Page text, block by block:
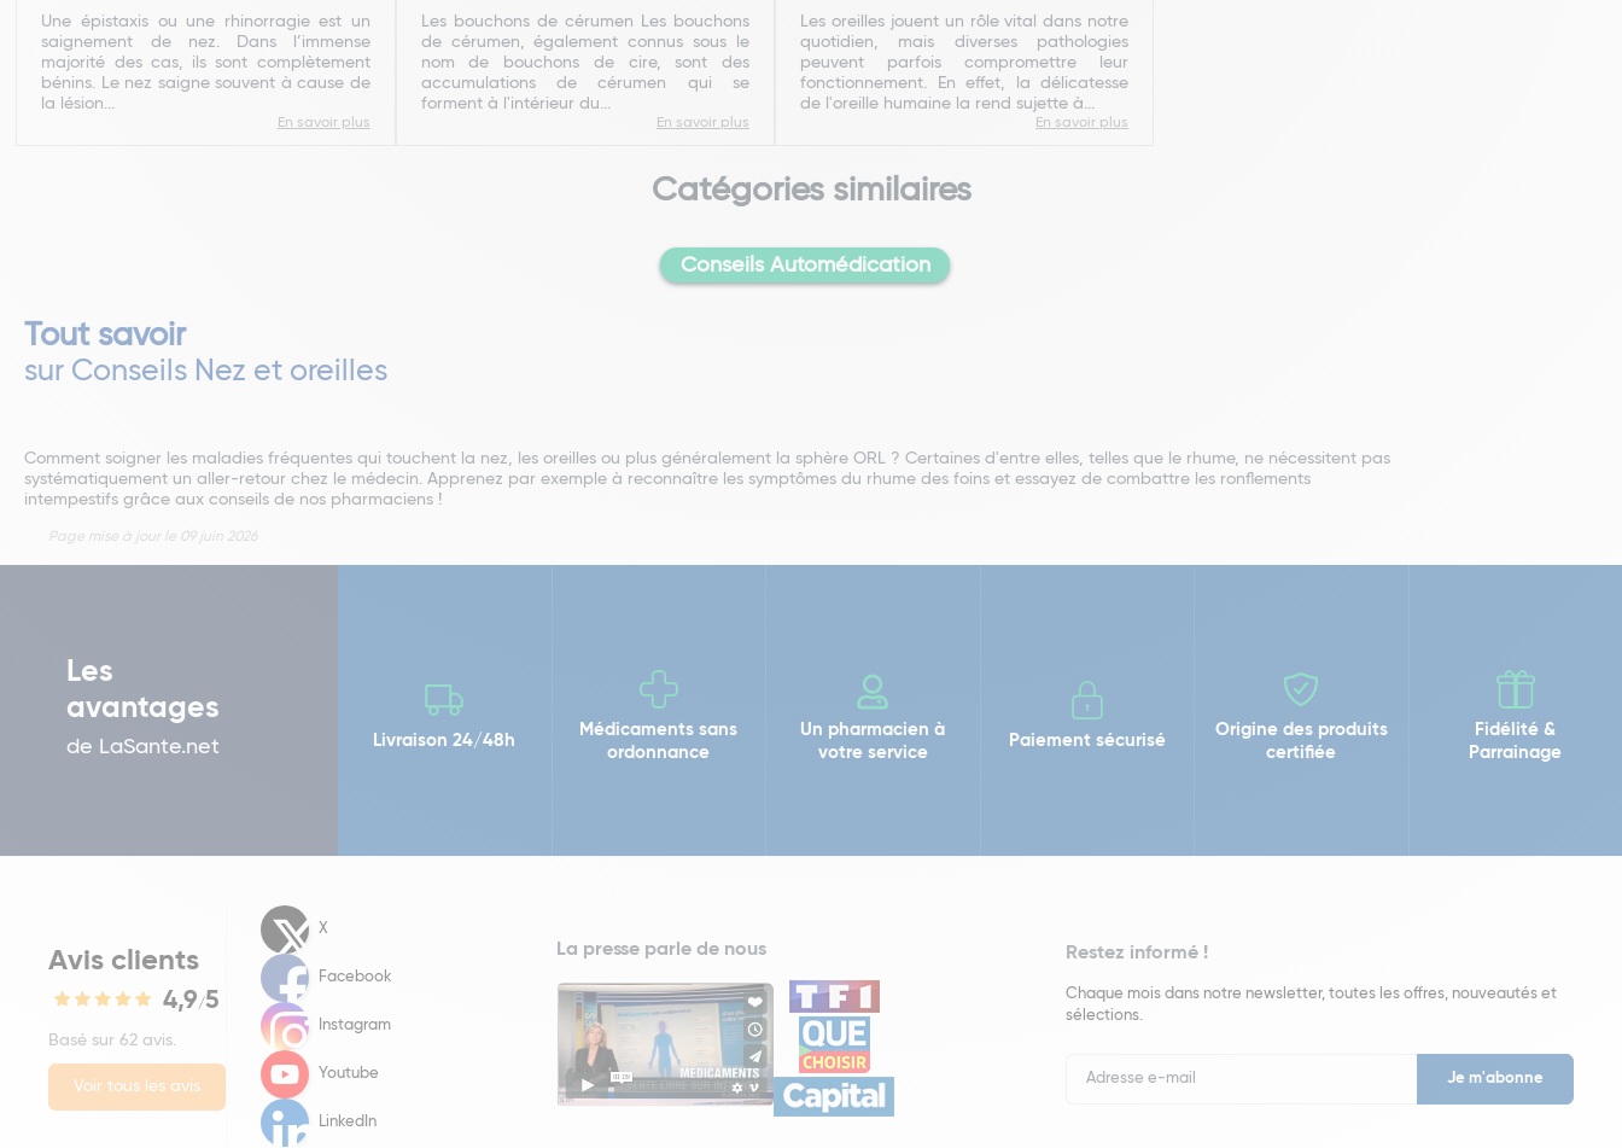
Une épistaxis ou une rhinorragie est un
saignement de nez. Dans l’immense
majorité des cas, ils sont complètement
bénins. Le nez saigne souvent à cause de
la lésion...
En savoir plus
Les bouchons de cérumen Les bouchons
de cérumen, également connus sous le
nom de bouchons de cire, sont des
accumulations de cérumen qui se
forment à l'intérieur du...
En savoir plus
Les oreilles jouent un rôle vital dans notre
quotidien, mais diverses pathologies
peuvent parfois compromettre leur
fonctionnement. En effet, la délicatesse
de l'oreille humaine la rend sujette à...
En savoir plus
Catégories similaires
Conseils Automédication
Tout savoir
sur Conseils Nez et oreilles
Comment soigner les maladies fréquentes qui touchent la nez, les oreilles ou plus généralement la sphère ORL ? Certaines d'entre elles, telles que le rhume, ne nécessitent pas
systématiquement un aller-retour chez le médecin. Apprenez par exemple à reconnaître les symptômes du rhume des foins et essayez de combattre les ronflements
intempestifs grâce aux conseils de nos pharmaciens !
Page mise à jour le 09 juin 2026
Les
avantages
de LaSante.net Livraison 24/48h
Médicaments sans
ordonnance
Un pharmacien à
votre service
Paiement sécurisé
Origine des produits
certifiée
Fidélité &
Parrainage
Avis clients
4,9/5
Basé sur 62 avis.
Voir tous les avis
X
Facebook
Instagram
Youtube
LinkedIn
La presse parle de nous Restez informé !
Chaque mois dans notre newsletter, toutes les offres, nouveautés et
sélections.
Newsletter